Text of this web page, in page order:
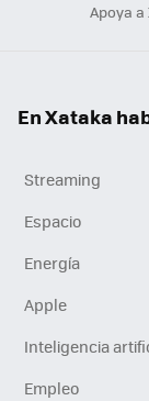
Apoya
En Xataka
Streaming
Espacio
Energía
Apple
Inteligencia
Empleo